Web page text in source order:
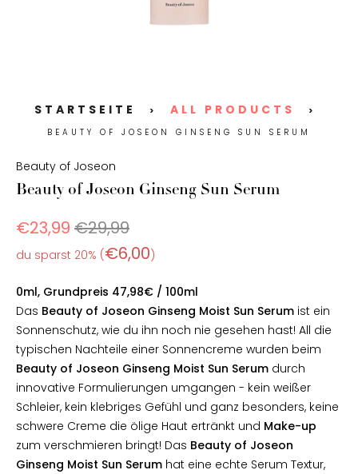
STARTSEITE > ALL PRODUCTS
>
BEAUTY OF JOSEON GINSENG SUN SERUM
Beauty of Joseon
Beauty of Joseon Ginseng Sun Serum
€23,99 €29,99
du sparst 20% (€6,00)
0ml, Grundpreis 47,98€ / 100ml
Das Beauty of Joseon Ginseng Moist Sun Serum ist ein
Sonnenschutz, wie du ihn noch nie gesehen hast! All die
typischen Nachteile einer Sonnencreme wurden beim
Beauty of Joseon Ginseng Moist Sun Serum durch
innovative Formulierungen umgangen - kein weißer
Schleier, kein klebriges Gefühl und ganz besonders, keine
schwere Creme die ölige Haut ertränkt und Make-up
zum verschmieren bringt! Das Beauty of Joseon
Ginseng Moist Sun Serum hat eine echte Serum Textur,